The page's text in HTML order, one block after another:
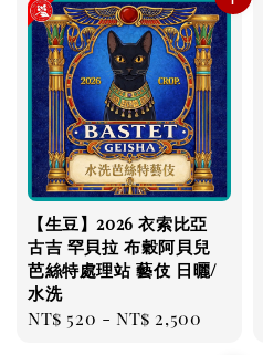
【生豆】2026 衣索比亞
古吉 罕貝拉 布穀阿貝兒
芭絲特處理站 藝伎 日曬/
水洗
Regular
NT$ 520 -NT$ 2,500